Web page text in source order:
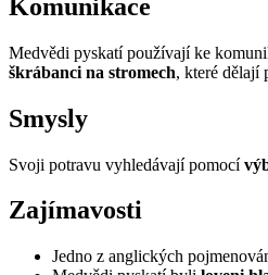
Komunikace
Medvědi pyskatí používají ke
škrábanci na stromech, které dělají
Smysly
Svoji potravu vyhledávají pomocí
Zajímavosti
Jedno z anglických